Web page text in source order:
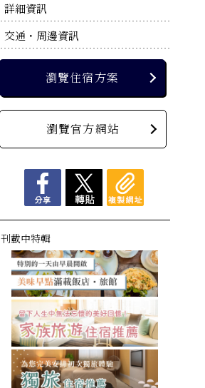
詳細資訊
交通・周邊資訊
瀏覽住宿方案
瀏覽官方網站
刊載中特輯